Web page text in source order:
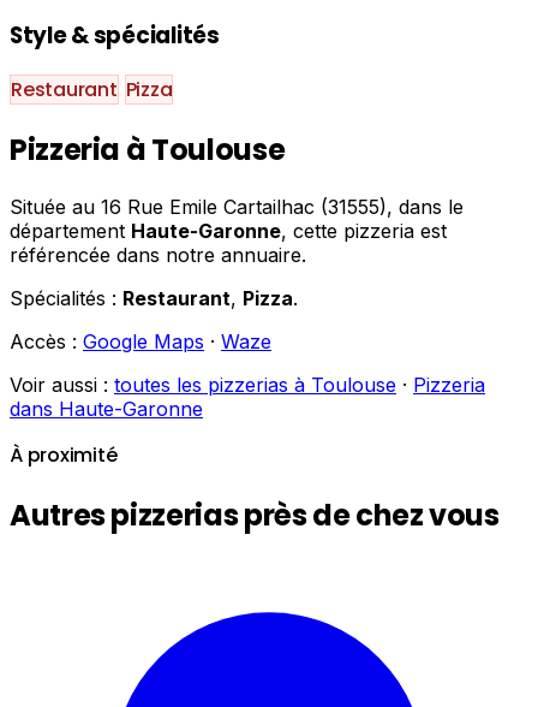
Style & spécialités
Restaurant Pizza
Pizzeria à Toulouse
Située au 16 Rue Emile Cartailhac (31555), dans le
département Haute-Garonne, cette pizzeria est
référencée dans notre annuaire.
Spécialités : Restaurant, Pizza.
Accès : Google Maps · Waze
Voir aussi : toutes les pizzerias à Toulouse · Pizzeria
dans Haute-Garonne
À proximité
Autres pizzerias près de chez vous